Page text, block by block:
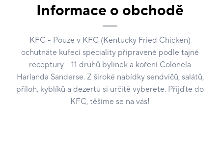
Informace o obchodě
KFC - Pouze v KFC (Kentucky Fried Chicken)
ochutnáte kuřecí speciality připravené podle tajné
receptury - 11 druhů bylinek a koření Colonela
Harlanda Sanderse. Z široké nabídky sendvičů, salátů,
příloh, kyblíků a dezertů si určitě vyberete. Přijďte do
KFC, těšíme se na vás!